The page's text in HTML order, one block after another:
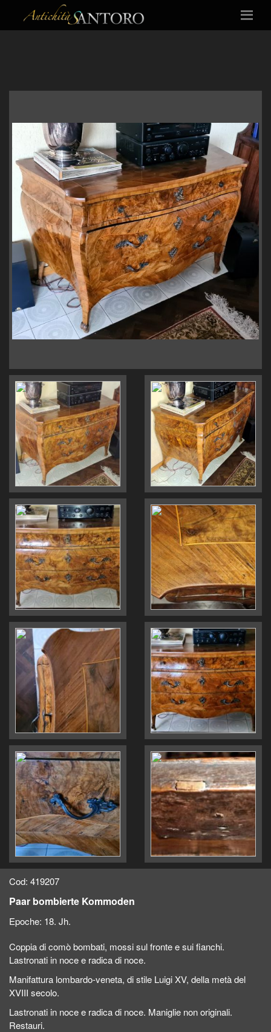
Cod: 419207
Paar bombierte Kommoden
Epoche: 18. Jh.
Coppia di comò bombati, mossi sul fronte e sui fianchi.
Lastronati in noce e radica di noce.
Manifattura lombardo-veneta, di stile Luigi XV, della metà del
XVIII secolo.
Lastronati in noce e radica di noce. Maniglie non originali.
Restauri.